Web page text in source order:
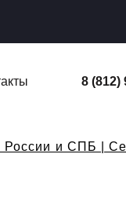
8 (812)
России и СПБ |